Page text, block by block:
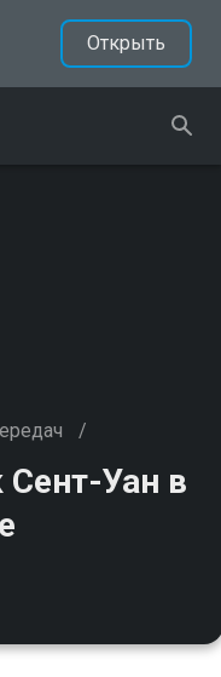
Открыть
/
Уан в